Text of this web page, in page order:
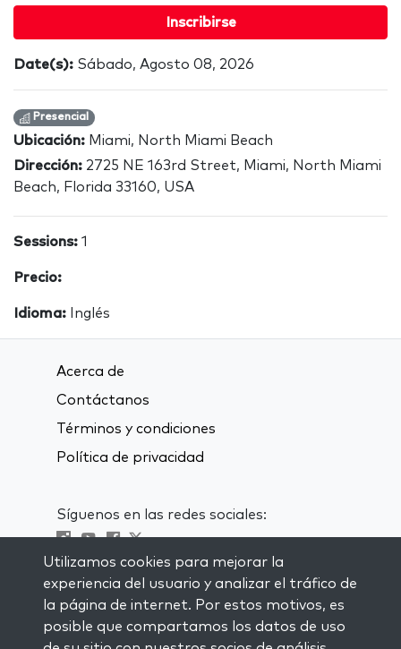
Inscribirse
Date(s): Sábado, Agosto 08, 2026
Presencial
Ubicación: Miami, North Miami Beach
Dirección: 2725 NE 163rd Street, Miami, North Miami
Beach, Florida 33160, USA
Sessions: 1
Precio:
Idioma: Inglés
Acerca de
Contáctanos
Términos y condiciones
Política de privacidad
Síguenos en las redes sociales:
Visit kabbalah master classes
MANTENTE AL CORRIENTE
Subscríbete a nuestra lista de
Utilizamos cookies para mejorar la
experiencia del usuario y analizar el tráfico de
la página de internet. Por estos motivos, es
posible que compartamos los datos de uso